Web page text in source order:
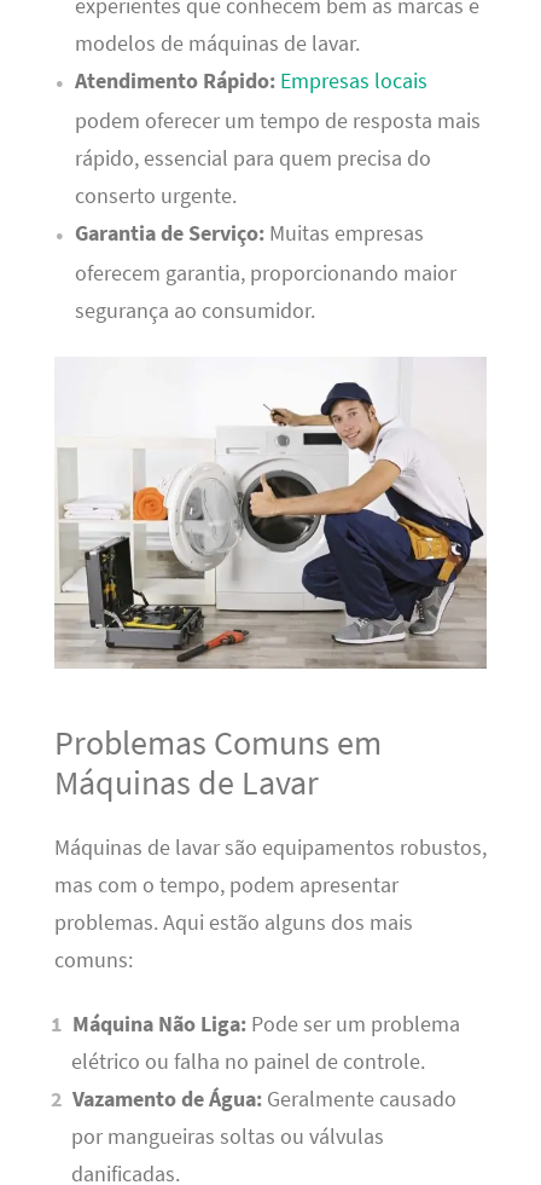
experientes que conhecem bem as marcas e
modelos de máquinas de lavar.
Atendimento Rápido: Empresas locais
podem oferecer um tempo de resposta mais
rápido, essencial para quem precisa do
conserto urgente.
Garantia de Serviço:Muitas empresas
oferecem garantia, proporcionando maior
segurança ao consumidor.
Problemas Comuns em
Máquinas de Lavar
Máquinas de lavar são equipamentos robustos,
mas com o tempo, podem apresentar
problemas. Aqui estão alguns dos mais
comuns:
Máquina Não Liga: Pode ser um problema
elétrico ou falha no painel de controle.
Vazamento de Água: Geralmente causado
por mangueiras soltas ou válvulas
danificadas.